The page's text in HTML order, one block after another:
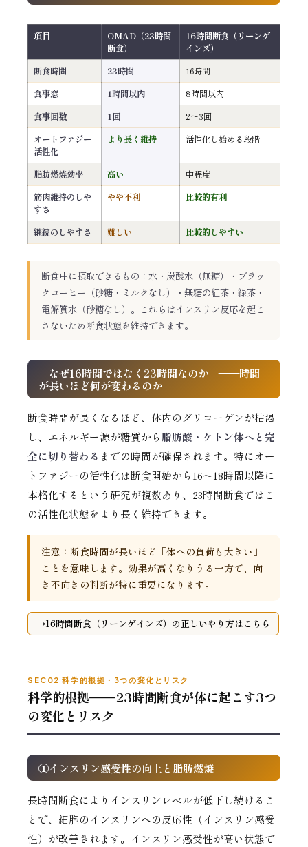
項目
OMAD（23時間
断食）
16時間断食（リーンゲ
インズ）
断食時間
23時間
16時間
食事窓
1時間以内
8時間以内
食事回数
1回
2〜3回
オートファジー
活性化
より長く維持 活性化し始める段階
脂肪燃焼効率 高い
中程度
筋肉維持のしや
すさ
やや不利 比較的有利
継続のしやすさ 難しい 比較的しやすい
断食中に摂取できるもの：水・炭酸水（無糖）・ブラッ
クコーヒー（砂糖・ミルクなし）・無糖の紅茶・緑茶・
電解質水（砂糖なし）。これらはインスリン反応を起こ
さないため断食状態を維持できます。
「なぜ16時間ではなく23時間なのか」——時間
が長いほど何が変わるのか
断食時間が長くなるほど、体内のグリコーゲンが枯渇
し、エネルギー源が糖質から 脂肪酸・ケトン体へと完
全に切り替わる までの時間が確保されます。特にオー
トファジーの活性化は断食開始から16〜18時間以降に
本格化するという研究が複数あり、23時間断食ではこ
の活性化状態をより長く維持できます。
注意：断食時間が長いほど「体への負荷も大きい」
ことを意味します。効果が高くなりうる一方で、向
き不向きの判断が特に重要になります。
16時間断食（リーンゲインズ）の正しいやり方はこちら
SEC02 科学的根拠・3つの変化とリスク
科学的根拠——23時間断食が体に起こす3つ
の変化とリスク
①インスリン感受性の向上と脂肪燃焼
長時間断食によりインスリンレベルが低下し続けるこ
とで、細胞のインスリンへの反応性（インスリン感受
性）が改善されます。インスリン感受性が高い状態で